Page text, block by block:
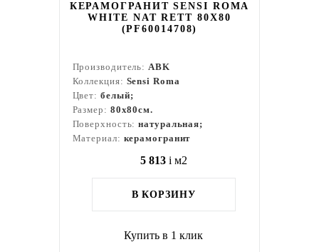
КЕРАМОГРАНИТ SENSI ROMA
WHITE NAT RETT 80X80
(PF60014708)
Производитель:ABK
Коллекция: Sensi Roma
Цвет: белый;
Размер: 80x80см.
Поверхность:натуральная;
Материал: керамогранит
5 813 i м2
В КОРЗИНУ
Купить в 1 клик